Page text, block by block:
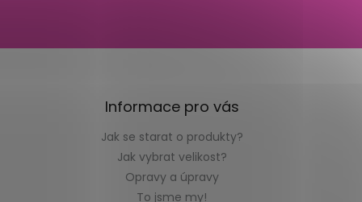
Informace pro vás
Jak se starat o produkty?
Jak vybrat velikost?
Opravy a úpravy
To jsme my!